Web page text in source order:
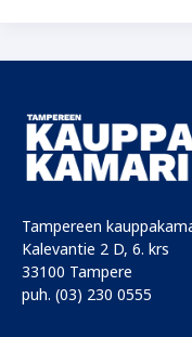
Tampereen
Kalevantie 2 D, 6. krs
33100 Tampere
puh. (03) 230 0555